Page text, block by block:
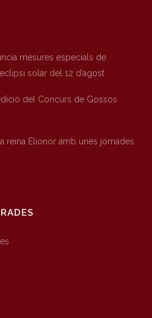
mesures especials de
solar del 12 d’agost
del Concurs de Gossos
reina Elionor amb unes jornades